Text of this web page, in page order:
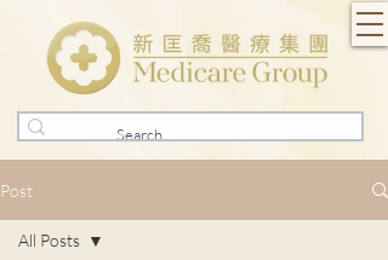
Post
All Posts